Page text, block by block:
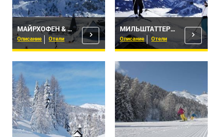
МАЙРХОФЕН & ЦИЛЛЕРТАЛЬ
Описание Отели
МИЛЬШТАТТЕРЗЕЕ
Описание Отели